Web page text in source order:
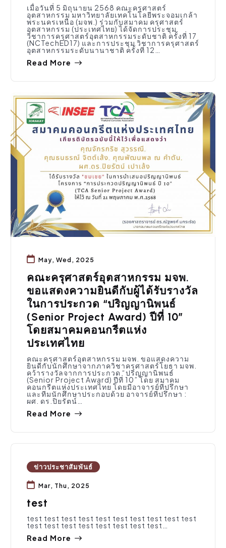
เมื่อวันที่ 5 มิถุนายน 2568 คณะครุศาสตร์
อุตสาหกรรม มหาวิทยาลัยเทคโนโลยีพระจอมเกล้า
พระนครเหนือ (มจพ.) ร่วมกับสมาคม ครุศาสตร์
อุตสาหกรรม (ประเทศไทย) ได้จัดการประชุม
วิชาการครุศาสตร์อุตสาหกรรมระดับชาติ ครั้งที่ 17
(NCTechED17) และการประชุม วิชาการครุศาสตร์
อุตสาหกรรมระดับนานาชาติ ครั้งที่ 12…
Read More
ข่าวประชาสัมพันธ์, ประชาสัมพันธ์
May, Wed, 2025
คณะครุศาสตร์อุตสาหกรรม มจพ.
ขอแสดงความยินดีกับผู้ได้รับรางวัล
ในการประกวด “ปริญญานิพนธ์
(Senior Project Award) ปีที่ 10”
โดยสมาคมคอนกรีตแห่ง
ประเทศไทย
คณะครุศาสตร์อุตสาหกรรม มจพ. ขอแสดงความ
ยินดีกับนักศึกษาจากภาควิชาครุศาสตร์โยธา มจพ.
คว้ารางวัลจากการประกวด “ปริญญานิพนธ์
(Senior Project Award) ปีที่ 10” โดย สมาคม
คอนกรีตแห่งประเทศไทย โดยมีอาจารย์ที่ปรึกษา
และทีมนักศึกษาประกอบด้วย อาจารย์ที่ปรึกษา :
ผศ. ดร.ปิยรัตน์…
Read More
ข่าวประชาสัมพันธ์
Mar, Thu, 2025
test
test test test test test test test test test test
test test test test test test test test…
Read More